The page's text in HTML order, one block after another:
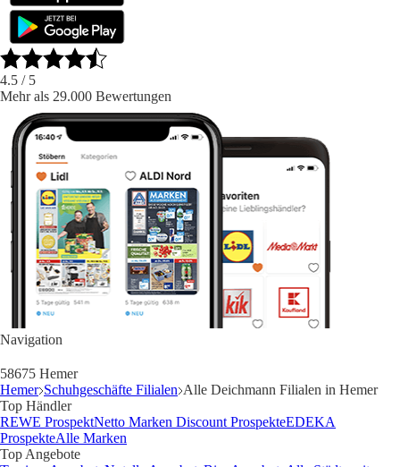
4.5 / 5
Mehr als 29.000 Bewertungen
Navigation
58675 Hemer
Hemer Schuhgeschäfte Filialen Alle Deichmann Filialen in Hemer
Top Händler
REWE ProspektNetto Marken Discount ProspekteEDEKA
ProspekteAlle Marken
Top Angebote